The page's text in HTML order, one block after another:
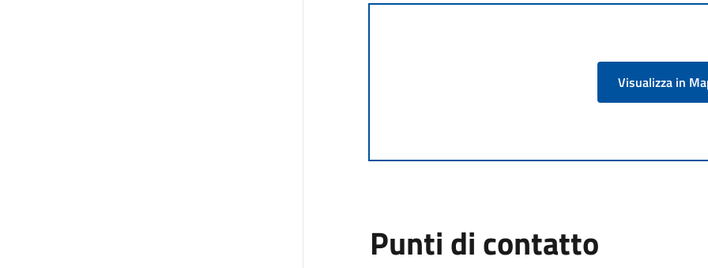
Visualizza in
Punti di contatto